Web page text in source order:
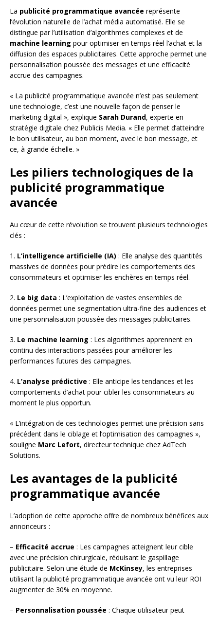
La publicité programmatique avancée représente
l’évolution naturelle de l’achat média automatisé. Elle se
distingue par l’utilisation d’algorithmes complexes et de
machine learning pour optimiser en temps réel l’achat et la
diffusion des espaces publicitaires. Cette approche permet une
personnalisation poussée des messages et une efficacité
accrue des campagnes.
« La publicité programmatique avancée n’est pas seulement
une technologie, c’est une nouvelle façon de penser le
marketing digital », explique Sarah Durand, experte en
stratégie digitale chez Publicis Media. « Elle permet d’atteindre
le bon utilisateur, au bon moment, avec le bon message, et
ce, à grande échelle. »
Les piliers technologiques de la
publicité programmatique
avancée
Au cœur de cette révolution se trouvent plusieurs technologies
clés :
1. L’intelligence artificielle (IA) : Elle analyse des quantités
massives de données pour prédire les comportements des
consommateurs et optimiser les enchères en temps réel.
2. Le big data : L’exploitation de vastes ensembles de
données permet une segmentation ultra-fine des audiences et
une personnalisation poussée des messages publicitaires.
3. Le machine learning : Les algorithmes apprennent en
continu des interactions passées pour améliorer les
performances futures des campagnes.
4. L’analyse prédictive : Elle anticipe les tendances et les
comportements d’achat pour cibler les consommateurs au
moment le plus opportun.
« L’intégration de ces technologies permet une précision sans
précédent dans le ciblage et l’optimisation des campagnes »,
souligne Marc Lefort, directeur technique chez AdTech
Solutions.
Les avantages de la publicité
programmatique avancée
L’adoption de cette approche offre de nombreux bénéfices aux
annonceurs :
– Efficacité accrue : Les campagnes atteignent leur cible
avec une précision chirurgicale, réduisant le gaspillage
publicitaire. Selon une étude de McKinsey, les entreprises
utilisant la publicité programmatique avancée ont vu leur ROI
augmenter de 30% en moyenne.
– Personnalisation poussée : Chaque utilisateur peut